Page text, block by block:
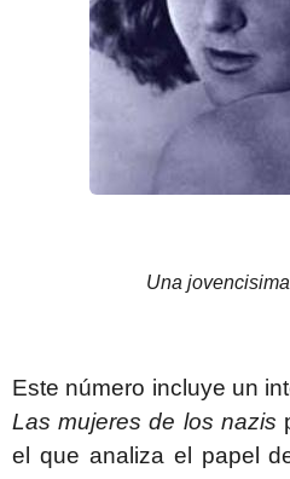
Una
Este número incluye un
Las mujeres de los nazis
el que analiza el papel